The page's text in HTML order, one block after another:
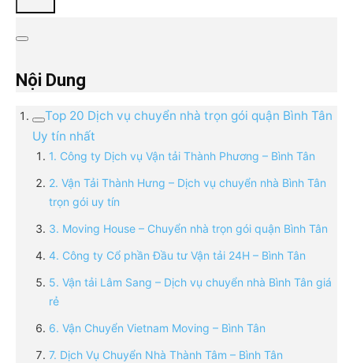
Nội Dung
Top 20 Dịch vụ chuyển nhà trọn gói quận Bình Tân
Uy tín nhất
1. Công ty Dịch vụ Vận tải Thành Phương – Bình Tân
2. Vận Tải Thành Hưng – Dịch vụ chuyển nhà Bình Tân
trọn gói uy tín
3. Moving House – Chuyển nhà trọn gói quận Bình Tân
4. Công ty Cổ phần Đầu tư Vận tải 24H – Bình Tân
5. Vận tải Lâm Sang – Dịch vụ chuyển nhà Bình Tân giá
rẻ
6. Vận Chuyển Vietnam Moving – Bình Tân
7. Dịch Vụ Chuyển Nhà Thành Tâm – Bình Tân